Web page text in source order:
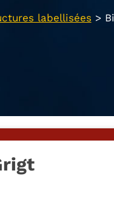
labellisées >